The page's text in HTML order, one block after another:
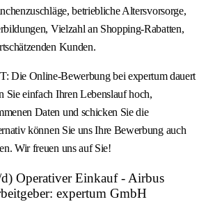
betriebliche Altersvorsorge,
Vielzahl an Shopping-Rabatten,
Kunden.
Online-Bewerbung bei expertum dauert
Sie einfach Ihren Lebenslauf hoch,
Daten und schicken Sie die
können Sie uns Ihre Bewerbung auch
Wir freuen uns auf Sie!
Operativer Einkauf - Airbus
expertum GmbH